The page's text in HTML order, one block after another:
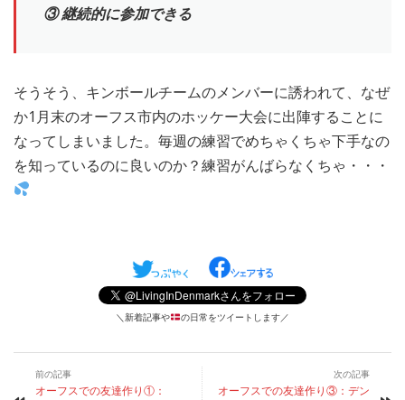
③ 継続的に参加できる
そうそう、キンボールチームのメンバーに誘われて、なぜ
か1月末のオーフス市内のホッケー大会に出陣することに
なってしまいました。毎週の練習でめちゃくちゃ下手なの
を知っているのに良いのか？練習がんばらなくちゃ・・・
＼新着記事や の日常をツイートします／
前の記事
オーフスでの友達作り①：
次の記事
オーフスでの友達作り③：デン